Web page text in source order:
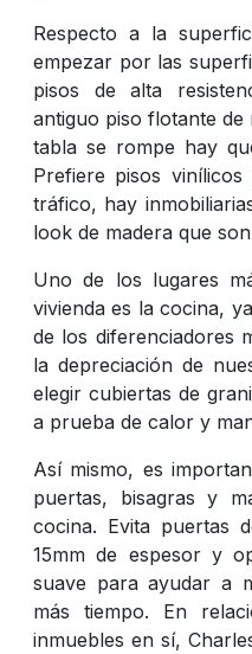
Respecto a la
empezar por las
pisos de alta
antiguo piso flotante de
tabla se rompe hay
Prefiere pisos
tráfico, hay
look de madera que
Uno de los lugares
vivienda es la cocina,
de los diferenciadores
la depreciación de
elegir cubiertas de
a prueba de calor y
Así mismo, es
puertas, bisagras y
cocina. Evita puertas
15mm de espesor y
suave para ayudar a
más tiempo. En
inmuebles en sí,